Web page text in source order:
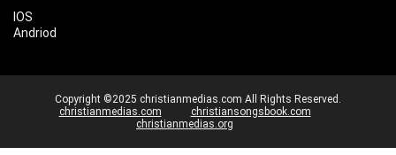
IOS
Andriod
Copyright ©2025 christianmedias.com All Rights Reserved.
christianmedias.com
christiansongsbook.com
christianmedias.org